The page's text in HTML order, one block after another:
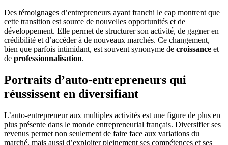
Des témoignages d’entrepreneurs ayant franchi le cap montrent que
cette transition est source de nouvelles opportunités et de
développement. Elle permet de structurer son activité, de gagner en
crédibilité et d’accéder à de nouveaux marchés. Ce changement,
bien que parfois intimidant, est souvent synonyme de croissance et
de professionnalisation.
Portraits d’auto-entrepreneurs qui
réussissent en diversifiant
L’auto-entrepreneur aux multiples activités est une figure de plus en
plus présente dans le monde entrepreneurial français. Diversifier ses
revenus permet non seulement de faire face aux variations du
marché, mais aussi d’exploiter pleinement ses compétences et ses